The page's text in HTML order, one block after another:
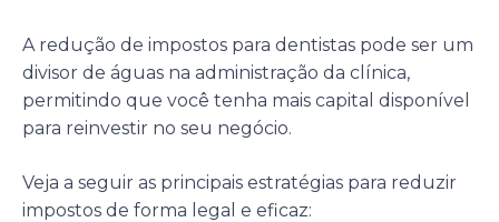
A redução de impostos para dentistas pode ser um
divisor de águas na administração da clínica,
permitindo que você tenha mais capital disponível
para reinvestir no seu negócio.
Veja a seguir as principais estratégias para reduzir
impostos de forma legal e eficaz: